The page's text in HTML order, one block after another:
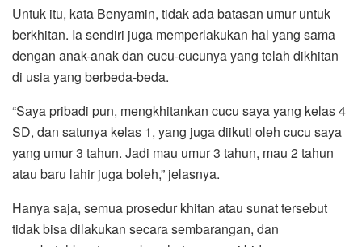
Untuk itu, kata Benyamin, tidak ada batasan umur untuk
berkhitan. Ia sendiri juga memperlakukan hal yang sama
dengan anak-anak dan cucu-cucunya yang telah dikhitan
di usia yang berbeda-beda.
“Saya pribadi pun, mengkhitankan cucu saya yang kelas 4
SD, dan satunya kelas 1, yang juga diikuti oleh cucu saya
yang umur 3 tahun. Jadi mau umur 3 tahun, mau 2 tahun
atau baru lahir juga boleh,” jelasnya.
Hanya saja, semua prosedur khitan atau sunat tersebut
tidak bisa dilakukan secara sembarangan, dan